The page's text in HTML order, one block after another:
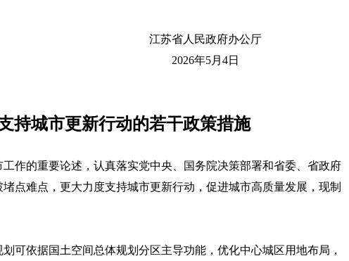
人民政府办公厅
年5月4日
持城市更新行动的若干政策措施
作的重要论述，认真落实党中央、国务院决策部署和省委、省政府
点难点，更大力度支持城市更新行动，促进城市高质量发展，现制
划可依据国土空间总体规划分区主导功能，优化中心城区用地布局，